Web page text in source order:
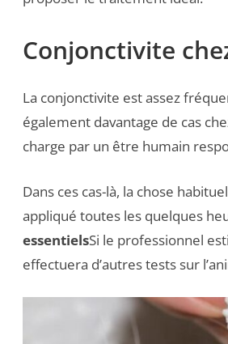
Conjonctivite
La conjonctivite est assez
également davantage de cas
charge par un être humain
Dans ces cas-là, la chose
appliqué toutes les quelques
essentielsSi le professionnel
effectuera d’autres tests sur